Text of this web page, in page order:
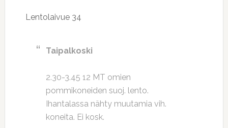
Lentolaivue 34
Taipalkoski
2.30-3.45 12 MT omien
pommikoneiden suoj. lento.
Ihantalassa nähty muutamia vih.
koneita. Ei kosk.